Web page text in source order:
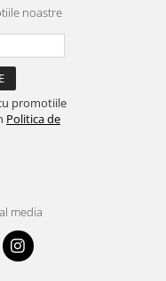
noastre
promotiile
Politica de
media